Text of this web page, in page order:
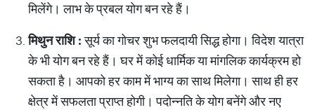
मिलेंगे। लाभ के प्रबल योग बन रहे हैं।
मिथुनराशि:सूर्य का गोचर शुभ फलदायी सिद्ध होगा। विदेश यात्रा
के भी योग बन रहे हैं। घर में कोई धार्मिक या मांगलिक कार्यक्रम हो
सकता है। आपको हर काम में भाग्य का साथ मिलेगा। साथ ही हर
क्षेत्र में सफलता प्राप्त होगी। पदोन्नति के योग बनेंगे और नए